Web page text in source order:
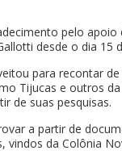
pelo apoio
desde o dia 15
para recontar
Tijucas e outros
de suas pesquisas.
a partir de
da Colônia